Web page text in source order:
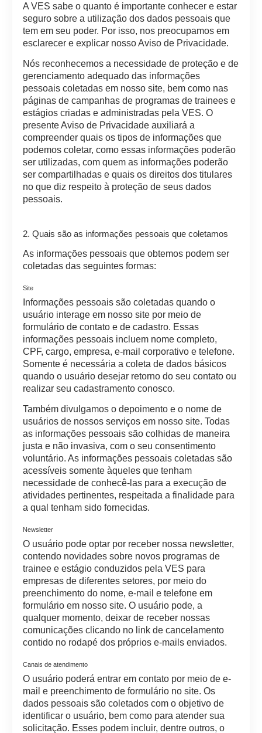
A VES sabe o quanto é importante conhecer e estar
seguro sobre a utilização dos dados pessoais que
tem em seu poder. Por isso, nos preocupamos em
esclarecer e explicar nosso Aviso de Privacidade.
Nós reconhecemos a necessidade de proteção e de
gerenciamento adequado das informações
pessoais coletadas em nosso site, bem como nas
páginas de campanhas de programas de trainees e
estágios criadas e administradas pela VES. O
presente Aviso de Privacidade auxiliará a
compreender quais os tipos de informações que
podemos coletar, como essas informações poderão
ser utilizadas, com quem as informações poderão
ser compartilhadas e quais os direitos dos titulares
no que diz respeito à proteção de seus dados
pessoais.
2. Quais são as informações pessoais que coletamos
As informações pessoais que obtemos podem ser
coletadas das seguintes formas:
Site
Informações pessoais são coletadas quando o
usuário interage em nosso site por meio de
formulário de contato e de cadastro. Essas
informações pessoais incluem nome completo,
CPF, cargo, empresa, e-mail corporativo e telefone.
Somente é necessária a coleta de dados básicos
quando o usuário desejar retorno do seu contato ou
realizar seu cadastramento conosco.
Também divulgamos o depoimento e o nome de
usuários de nossos serviços em nosso site. Todas
as informações pessoais são colhidas de maneira
justa e não invasiva, com o seu consentimento
voluntário. As informações pessoais coletadas são
acessíveis somente àqueles que tenham
necessidade de conhecê-las para a execução de
atividades pertinentes, respeitada a finalidade para
a qual tenham sido fornecidas.
Newsletter
O usuário pode optar por receber nossa newsletter,
contendo novidades sobre novos programas de
trainee e estágio conduzidos pela VES para
empresas de diferentes setores, por meio do
preenchimento do nome, e-mail e telefone em
formulário em nosso site. O usuário pode, a
qualquer momento, deixar de receber nossas
comunicações clicando no link de cancelamento
contido no rodapé dos próprios e-mails enviados.
Canais de atendimento
O usuário poderá entrar em contato por meio de e-
mail e preenchimento de formulário no site. Os
dados pessoais são coletados com o objetivo de
identificar o usuário, bem como para atender sua
solicitação. Esses podem incluir, dentre outros, o